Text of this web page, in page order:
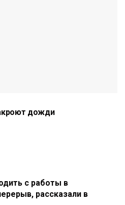
дожди
с работы в
рассказали в